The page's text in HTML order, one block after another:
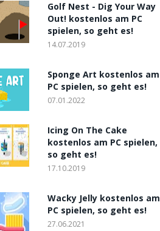
Golf Nest - Dig Your Way
Out! kostenlos am PC
spielen, so geht es!
14.07.2019
Sponge Art kostenlos am
PC spielen, so geht es!
07.01.2022
Icing On The Cake
kostenlos am PC spielen,
so geht es!
17.10.2019
Wacky Jelly kostenlos am
PC spielen, so geht es!
27.06.2021